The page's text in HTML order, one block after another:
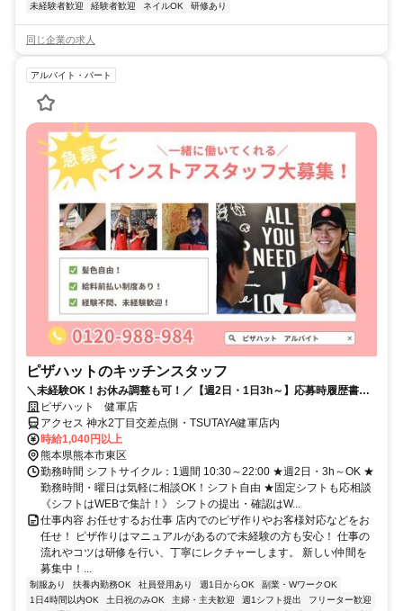
未経験者歓迎
経験者歓迎 ネイルOK 研修あり
同じ企業の求人
アルバイト・パート
ピザハットのキッチンスタッフ
＼未経験OK！お休み調整も可！／【週2日・1日3h～】応募時履歴書不
要！ピザハット 健軍店
アクセス 神水2丁目交差点側・TSUTAYA健軍店内
時給1,040円以上
熊本県熊本市東区
勤務時間 シフトサイクル：1週間 10:30～22:00 ★週2日・3h～OK ★
勤務時間・曜日は気軽に相談OK！シフト自由 ★固定シフトも応相談
《シフトはWEBで集計！》 シフトの提出・確認はW...
仕事内容 お任せするお仕事 店内でのピザ作りやお客様対応などをお
任せ！ ピザ作りはマニュアルがあるので未経験の方も安心！ 仕事の
流れやコツは研修を行い、丁寧にレクチャーします。 新しい仲間を
募集中！...
制服あり 扶養内勤務OK 社員登用あり 週1日からOK
副業・WワークOK
1日4時間以内OK
土日祝のみOK 主婦・主夫歓迎 週1シフト提出
フリーター歓迎